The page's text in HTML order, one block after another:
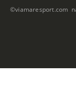
©viamaresport.com